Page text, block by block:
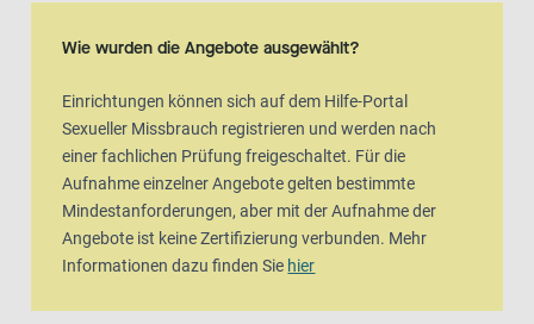
Wie wurden die Angebote ausgewählt?
Einrichtungen können sich auf dem Hilfe-Portal
Sexueller Missbrauch registrieren und werden nach
einer fachlichen Prüfung freigeschaltet. Für die
Aufnahme einzelner Angebote gelten bestimmte
Mindestanforderungen, aber mit der Aufnahme der
Angebote ist keine Zertifizierung verbunden. Mehr
Informationen dazu finden Sie hier